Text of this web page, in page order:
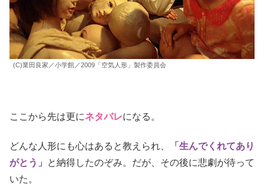
(C)業田良家／小学館／2009「空気人形」製作委員会
ここから先は更にネタバレになる。
どんな人形にも心はあると教えられ、
「生んでくれてあり
がとう」
と納得したのぞみ。だが、その後に悲劇が待って
いた。